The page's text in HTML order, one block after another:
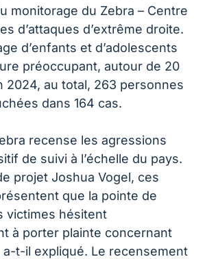
monitorage du Zebra – Centre
d’attaques d’extrême droite.
d’enfants et d’adolescents
préoccupant, autour de 20
2024, au total, 263 personnes
dans 164 cas.
recense les agressions
de suivi à l’échelle du pays.
projet Joshua Vogel, ces
que la pointe de
victimes hésitent
à porter plainte concernant
a-t-il expliqué. Le recensement